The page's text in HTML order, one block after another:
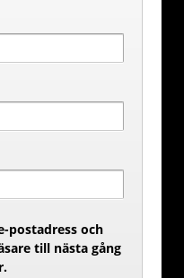
postadress och
till nästa gång